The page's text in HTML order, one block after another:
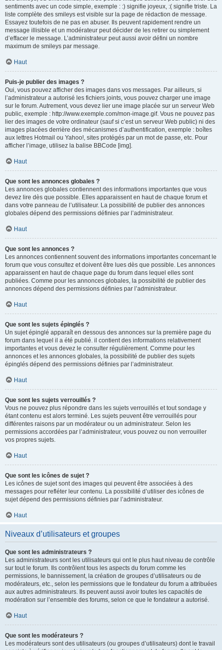
sentiments avec un code simple, exemple : :) signifie joyeux, :( signifie triste. La
liste complète des smileys est visible sur la page de rédaction de message.
Essayez toutefois de ne pas en abuser. Ils peuvent rapidement rendre un
message illisible et un modérateur peut décider de les retirer ou simplement
d’effacer le message. L’administrateur peut aussi avoir défini un nombre
maximum de smileys par message.
Haut
Puis-je publier des images ?
Oui, vous pouvez afficher des images dans vos messages. Par ailleurs, si
l’administrateur a autorisé les fichiers joints, vous pouvez charger une image
sur le forum. Autrement, vous devez lier une image placée sur un serveur Web
public, exemple : http://www.exemple.com/mon-image.gif. Vous ne pouvez pas
lier des images de votre ordinateur (sauf si c’est un serveur Web public) ni des
images placées derrière des mécanismes d’authentification, exemple : boîtes
aux lettres Hotmail ou Yahoo!, sites protégés par un mot de passe, etc. Pour
afficher l’image, utilisez la balise BBCode [img].
Haut
Que sont les annonces globales ?
Les annonces globales contiennent des informations importantes que vous
devez lire dès que possible. Elles apparaissent en haut de chaque forum et
dans votre panneau de l’utilisateur. La possibilité de publier des annonces
globales dépend des permissions définies par l’administrateur.
Haut
Que sont les annonces ?
Les annonces contiennent souvent des informations importantes concernant le
forum que vous consultez et doivent être lues dès que possible. Les annonces
apparaissent en haut de chaque page du forum dans lequel elles sont
publiées. Comme pour les annonces globales, la possibilité de publier des
annonces dépend des permissions définies par l’administrateur.
Haut
Que sont les sujets épinglés ?
Un sujet épinglé apparaît en dessous des annonces sur la première page du
forum dans lequel il a été publié. il contient des informations relativement
importantes et vous devez le consulter régulièrement. Comme pour les
annonces et les annonces globales, la possibilité de publier des sujets
épinglés dépend des permissions définies par l’administrateur.
Haut
Que sont les sujets verrouillés ?
Vous ne pouvez plus répondre dans les sujets verrouillés et tout sondage y
étant contenu est alors terminé. Les sujets peuvent être verrouillés pour
différentes raisons par un modérateur ou un administrateur. Selon les
permissions accordées par l’administrateur, vous pouvez ou non verrouiller
vos propres sujets.
Haut
Que sont les icônes de sujet ?
Les icônes de sujet sont des images qui peuvent être associées à des
messages pour refléter leur contenu. La possibilité d’utiliser des icônes de
sujet dépend des permissions définies par l’administrateur.
Haut
Niveaux d’utilisateurs et groupes
Que sont les administrateurs ?
Les administrateurs sont les utilisateurs qui ont le plus haut niveau de contrôle
sur tout le forum. Ils contrôlent tous les aspects du forum comme les
permissions, le bannissement, la création de groupes d’utilisateurs ou de
modérateurs, etc., selon les permissions que le fondateur du forum a attribuées
aux autres administrateurs. Ils peuvent aussi avoir toutes les capacités de
modération sur l’ensemble des forums, selon ce que le fondateur a autorisé.
Haut
Que sont les modérateurs ?
Les modérateurs sont des utilisateurs (ou groupes d’utilisateurs) dont le travail